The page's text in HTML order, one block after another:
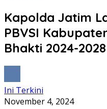
Kapolda Jatim
PBVSI
Bhakti 2024-2028
Ini Terkini
November 4, 2024